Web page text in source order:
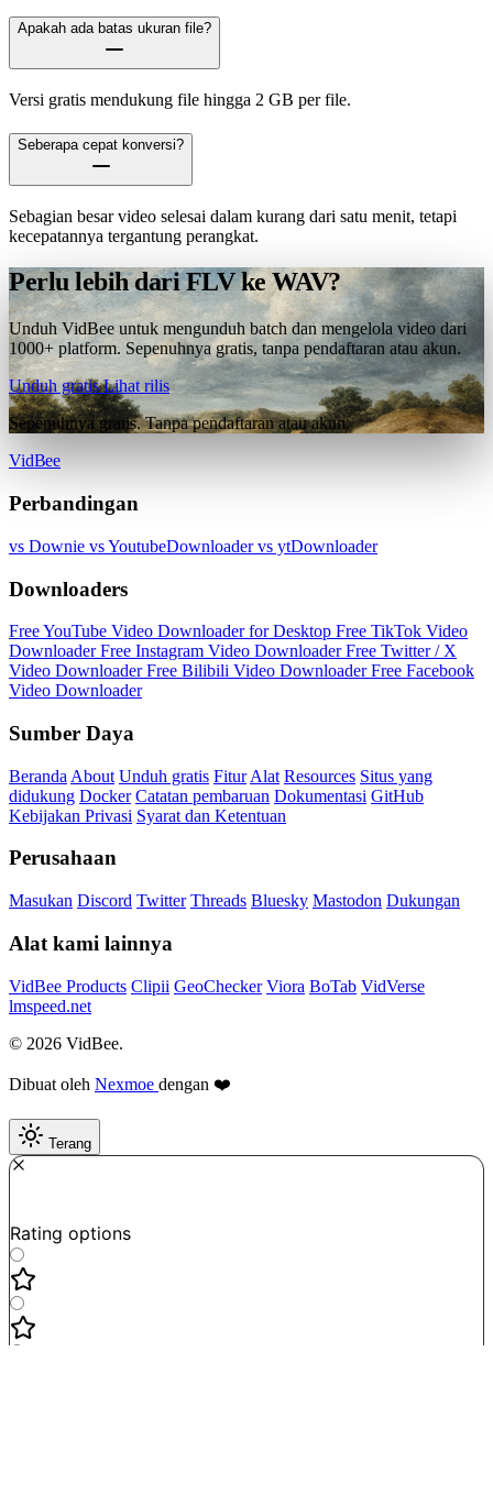
Apakah ada batas ukuran file?
Versi gratis mendukung file hingga 2 GB per file.
Seberapa cepat konversi?
Sebagian besar video selesai dalam kurang dari satu menit, tetapi
kecepatannya tergantung perangkat.
Perlu lebih dari FLV ke WAV?
Unduh VidBee untuk mengunduh batch dan mengelola video dari
1000+ platform. Sepenuhnya gratis, tanpa pendaftaran atau akun.
Unduh gratisLihat rilis
Sepenuhnya gratis. Tanpa pendaftaran atau akun.
VidBee
Perbandingan
vs Downie vs YoutubeDownloadervs ytDownloader
Downloaders
Free YouTube Video Downloader for Desktop Free TikTok Video
DownloaderFree Instagram Video DownloaderFree Twitter / X
Video DownloaderFree Bilibili Video DownloaderFree Facebook
Video Downloader
Sumber Daya
Beranda About Unduh gratis Fitur Alat Resources Situs yang
didukung Docker Catatan pembaruan Dokumentasi GitHub
Kebijakan Privasi Syarat dan Ketentuan
Perusahaan
Masukan Discord Twitter Threads Bluesky Mastodon Dukungan
Alat kami lainnya
VidBee Products Clipii GeoChecker Viora BoTab VidVerse
lmspeed.net
© 2026 VidBee.
Dibuat oleh Nexmoe dengan ❤️
Terang
Rating options